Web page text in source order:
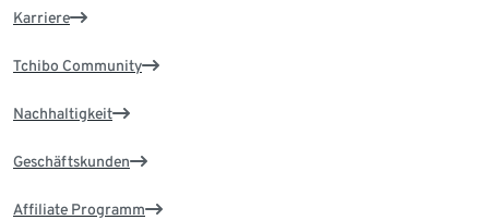
Karriere
Tchibo Community
Nachhaltigkeit
Geschäftskunden
Affiliate Programm